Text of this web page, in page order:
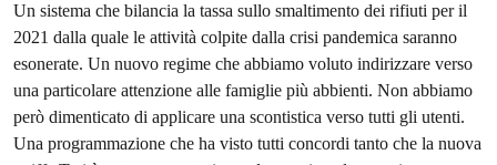
Un sistema che bilancia la tassa sullo smaltimento dei rifiuti per il
2021 dalla quale le attività colpite dalla crisi pandemica saranno
esonerate. Un nuovo regime che abbiamo voluto indirizzare verso
una particolare attenzione alle famiglie più abbienti. Non abbiamo
però dimenticato di applicare una scontistica verso tutti gli utenti.
Una programmazione che ha visto tutti concordi tanto che la nuova